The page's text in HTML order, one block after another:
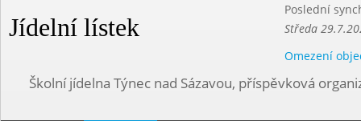
Jídelní lístek
Poslední
Středa
Omezení
Školní jídelna Týnec nad Sázavou, příspěvková